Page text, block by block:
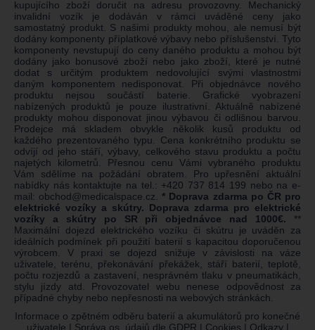
kupujícího zboží doručit na adresu provozovny. Mechanický
invalidní vozík je dodáván v rámci uváděné ceny jako
samostatný produkt. S našimi produkty mohou, ale nemusí být
dodány komponenty příplatkové výbavy nebo příslušenství. Tyto
komponenty nevstupují do ceny daného produktu a mohou být
dodány jako bonusové zboží nebo jako zboží, které je nutné
dodat s určitým produktem nedovolující svými vlastnostmi
daným komponentem nedisponovat. Při objednávce nového
produktu nejsou součástí baterie. Grafické vyobrazení
nabízených produktů je pouze ilustrativní. Aktuálně nabízené
produkty mohou disponovat jinou výbavou či odlišnou barvou.
Prodejce má skladem obvykle několik kusů produktu od
každého prezentovaného typu. Cena konkrétního produktu se
odvíjí od jeho stáří, výbavy, celkového stavu produktu a počtu
najetých kilometrů. Přesnou cenu Vámi vybraného produktu
Vám sdělíme na požádání obratem. Pro upřesnění aktuální
nabídky nás kontaktujte na tel.: +420 737 814 199 nebo na e-
mail: obchod@medicalspace.cz
* Doprava zdarma po ČR pro
elektrické vozíky a skútry. Doprava zdarma pro elektrické
vozíky a skútry po SR při objednávce nad 1000€. **
Maximální dojezd elektrického vozíku či skútru je uváděn za
ideálních podmínek při použití baterií s kapacitou doporučenou
výrobcem. V praxi se dojezd snižuje v závislosti na váze
uživatele, terénu, překonávání překážek, stáří baterií, teplotě,
počtu rozjezdů a zastavení, nesprávném tlaku v pneumatikách,
stylu jízdy atd. Provozovatel webu nenese odpovědnost za
případné chyby nebo nepřesnosti na webových stránkách.
Informace o zpětném odběru baterií a akumulátorů pro konečné
uživatele | Správa os. údajů dle GDPR | Cookies | Odkazy|